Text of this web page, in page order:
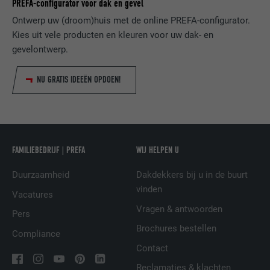
PREFA-configurator voor dak en gevel
Ontwerp uw (droom)huis met de online PREFA-configurator.
Kies uit vele producten en kleuren voor uw dak- en
gevelontwerp.
NU GRATIS IDEEËN OPDOEN!
FAMILIEBEDRIJF | PREFA
Duurzaamheid
Vacatures
Pers
Compliance
WIJ HELPEN U
Dakdekkers bij u in de buurt
vinden
Vragen & antwoorden
Brochures bestellen
Contact
Reclamaties & klachten
VERVALTIJD 1 dag
DOEL
genereren m.b.t. het gebruik van de
AANBIEDER Google Optimize
DOEL
Wordt bij wijze van test geplaatst om te
controleren of de browser het plaatsen
identificatiekenmerken.
NAAM lang
AANBIEDER
VERVALTIJD Sessie
taalversie van een website op.
AANBIEDER
VERVALTIJD
DOEL
Ingesteld door LinkedIn wanneer een
website een ingebed "Volg ons"-venster